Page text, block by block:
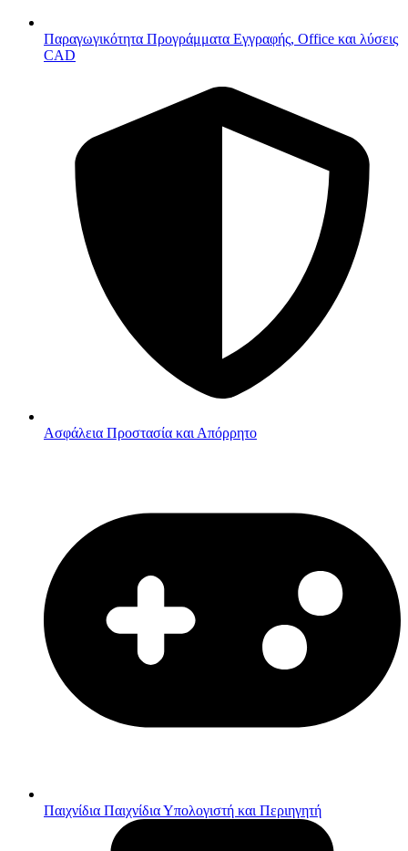
Παραγωγικότητα Προγράμματα Εγγραφής, Office και λύσεις
CAD
Ασφάλεια Προστασία και Απόρρητο
Παιχνίδια Παιχνίδια Υπολογιστή και Περιηγητή